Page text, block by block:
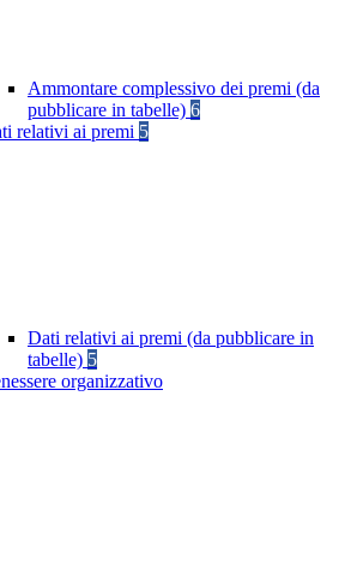
Ammontare complessivo dei premi (da
pubblicare in tabelle) 6
relativi ai premi 5
Dati relativi ai premi (da pubblicare in
tabelle) 5
organizzativo